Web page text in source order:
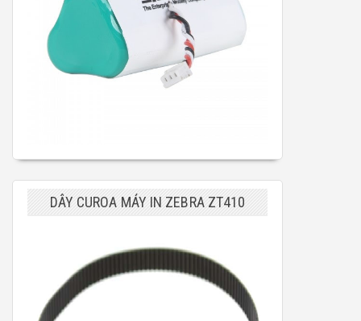
DÂY CUROA MÁY IN ZEBRA ZT410